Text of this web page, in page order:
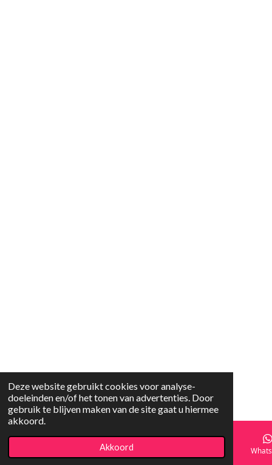
Deze website gebruikt cookies voor analyse-
doeleinden en/of het tonen van advertenties. Door
gebruik te blijven maken van de site gaat u hiermee
akkoord.
Akkoord